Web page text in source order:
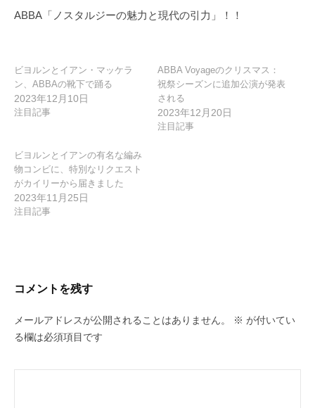
ー
ン
ABBA「ノスタルジーの魅力と現代の引力」！！
ビヨルンとイアン・マッケラ
ン、ABBAの靴下で踊る
2023年12月10日
注目記事
ABBA Voyageのクリスマス：
祝祭シーズンに追加公演が発表
される
2023年12月20日
注目記事
ビヨルンとイアンの有名な編み
物コンビに、特別なリクエスト
がカイリーから届きました
2023年11月25日
注目記事
コメントを残す
メールアドレスが公開されることはありません。 ※ が付いてい
る欄は必須項目です